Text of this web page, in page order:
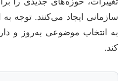
سازمانی ایجاد می‌کنند. توجه به
به انتخاب موضوعی به‌روز و
کند.